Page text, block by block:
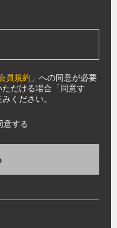
員規約 」への同意が必要
だける場合「同意す
ください。
意する